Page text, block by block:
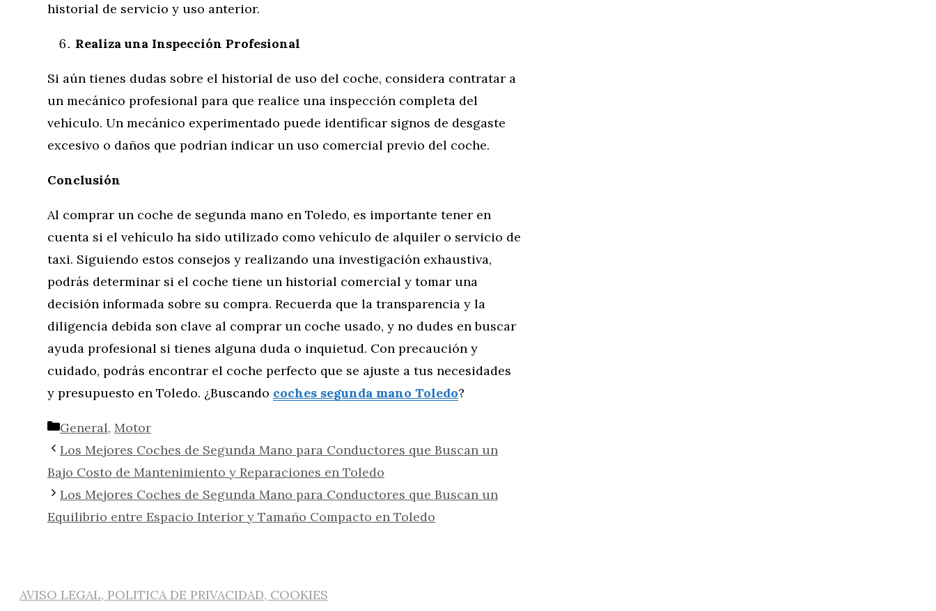
historial de servicio y uso anterior.
Realiza una Inspección Profesional
Si aún tienes dudas sobre el historial de uso del coche, considera contratar a
un mecánico profesional para que realice una inspección completa del
vehículo. Un mecánico experimentado puede identificar signos de desgaste
excesivo o daños que podrían indicar un uso comercial previo del coche.
Conclusión
Al comprar un coche de segunda mano en Toledo, es importante tener en
cuenta si el vehículo ha sido utilizado como vehículo de alquiler o servicio de
taxi. Siguiendo estos consejos y realizando una investigación exhaustiva,
podrás determinar si el coche tiene un historial comercial y tomar una
decisión informada sobre su compra. Recuerda que la transparencia y la
diligencia debida son clave al comprar un coche usado, y no dudes en buscar
ayuda profesional si tienes alguna duda o inquietud. Con precaución y
cuidado, podrás encontrar el coche perfecto que se ajuste a tus necesidades
y presupuesto en Toledo. ¿Buscando coches segunda mano Toledo?
Categorías
General, Motor
Los Mejores Coches de Segunda Mano para Conductores que Buscan un
Bajo Costo de Mantenimiento y Reparaciones en Toledo
Los Mejores Coches de Segunda Mano para Conductores que Buscan un
Equilibrio entre Espacio Interior y Tamaño Compacto en Toledo
AVISO LEGAL, POLITICA DE PRIVACIDAD, COOKIES